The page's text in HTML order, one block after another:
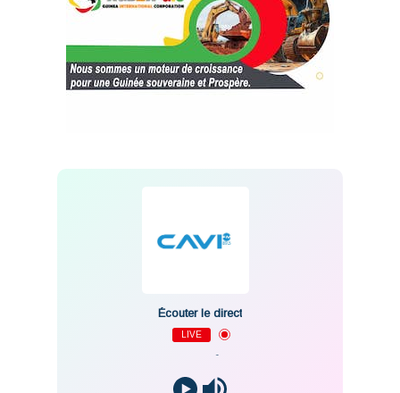
Écouter le direct
LIVE